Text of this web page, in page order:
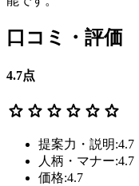
口コミ・評価
4.7点
star star star star star star
提案力・説明:4.7
人柄・マナー:4.7
価格:4.7